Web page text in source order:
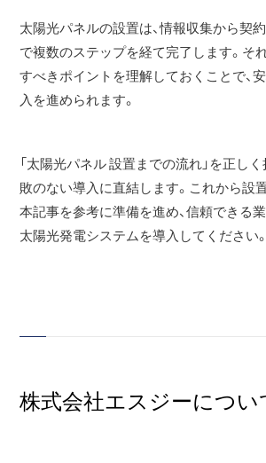
太陽光パネルの設置は、情報収集から契約
で複数のステップを経て完了します。そ
すべきポイントを理解しておくことで、
入を進められます。
「太陽光パネル 設置までの流れ」を正し
敗のない導入に直結します。これから設
本記事を参考に準備を進め、信頼できる
太陽光発電システムを導入してください。
株式会社エスジーについ